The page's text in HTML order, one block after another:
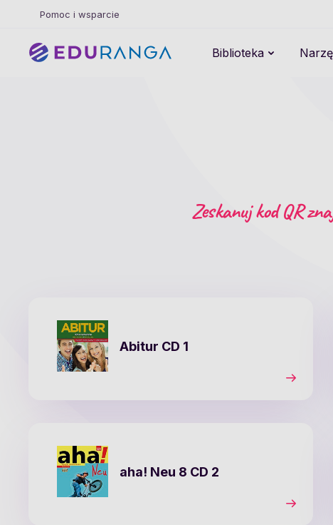
Pomoc i wsparcie
Biblioteka
Zeskanuj kod QR
Abitur CD 1
aha! Neu 8 CD 2